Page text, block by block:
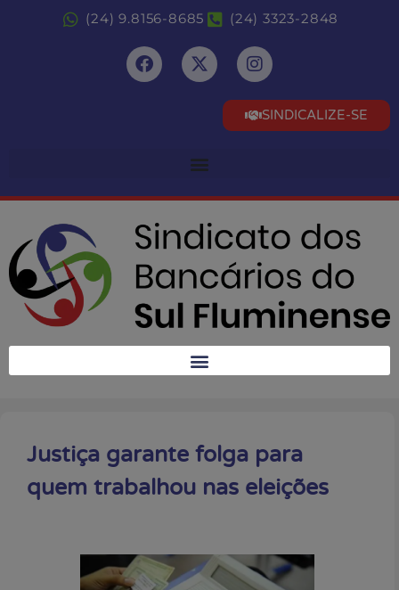
(24) 9.8156-8685 (24) 3323-2848
SINDICALIZE-SE
Justiça garante folga para
quem trabalhou nas eleições